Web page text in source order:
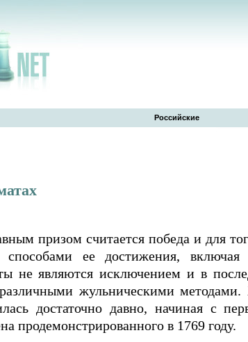
Российские
призом считается победа и для
ее достижения, включая
не являются исключением и в
жульническими
достаточно давно, начиная с
продемонстрированного в 1769 году.